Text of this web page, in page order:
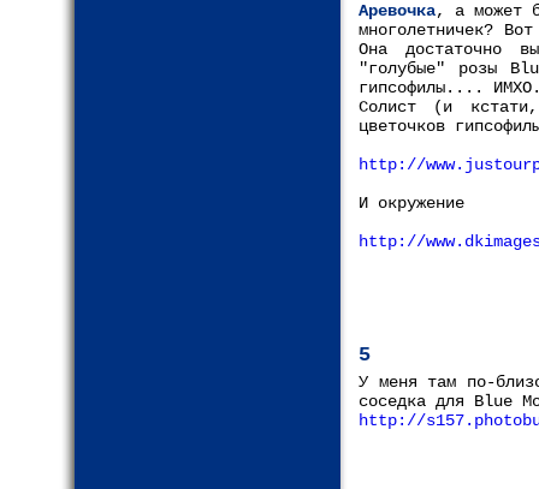
Аревочка, а может
многолетничек?
Она достаточно
"голубые" розы
гипсофилы....
Cолист (и
цветочков
http://
И окружение
http://
5
У меня там по-
соседка для Blue
http://